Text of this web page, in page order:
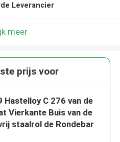
Leverancier
meer
prijs voor
Hastelloy C 276 van de
Vierkante Buis van de
staalrol de Rondebar